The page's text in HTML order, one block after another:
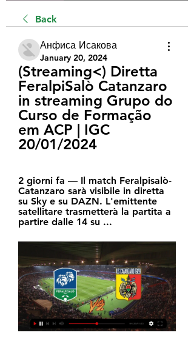
Back
Анфиса Исакова
January 20, 2024
(Streaming<) Diretta
FeralpiSalò Catanzaro
in streaming Grupo do
Curso de Formação
em ACP | IGC
20/01/2024
2 giorni fa — Il match Feralpisalò-
Catanzaro sarà visibile in diretta
su Sky e su DAZN. L'emittente
satellitare trasmetterà la partita a
partire dalle 14 su ...